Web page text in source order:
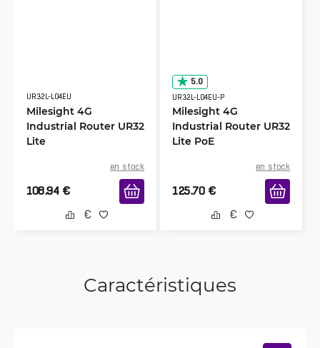
UR32L-L04EU
Milesight 4G
Industrial Router UR32
Lite
en stock
108.94 €
5.0
UR32L-L04EU-P
Milesight 4G
Industrial Router UR32
Lite PoE
en stock
125.70 €
Caractéristiques